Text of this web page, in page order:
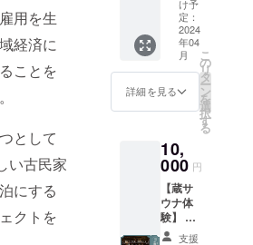
用を生
経済に
ことを
として
い古民家
にする
クトを
空き家
利活用
事業を
応援・
支援し
たいと
いう方
向けの
です。
●オープ
ニング
レセプ
ション
ご招待
（希望
け予
定：
2024
年04
月
詳細を見る
こ
の
リ
タ
ー
ン
を
選
択
す
る
10,
000 円
【蔵サ
ウナ体
験】 ●
おこも
支援